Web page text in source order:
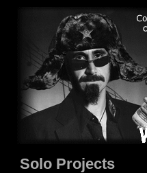
Solo Projects